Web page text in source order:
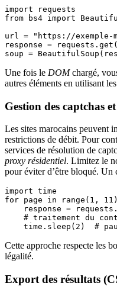
import requests
from bs4 import
url = "https://exemple-
response =
Une fois le DOMchargé,
autres éléments en utilisant
Gestion des captchas
Les sites marocains peuvent
restrictions de débit. Pour
services de résolution de
proxy résidentiel. Limitez le
pour éviter d’être bloqué. Un
import time
for page in range(1,
response =
# traitement du
Cette approche respecte les
légalité.
Export des résultats